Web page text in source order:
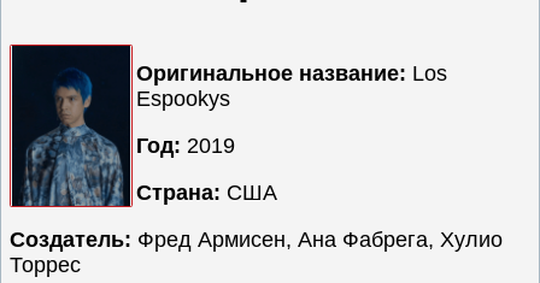
Мелодрамы
Мультфильмы
Мюзиклы
Приключения
Русские
фильмы
Семейные
Оригинальное название: Los
Espookys
Год: 2019
Страна: США
Создатель: Фред Армисен, Ана Фабрега, Хулио
Торрес